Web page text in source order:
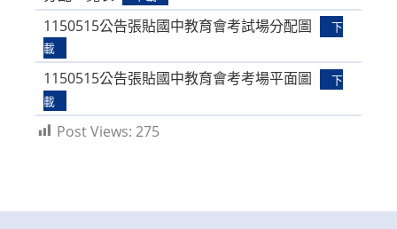
1150515公告張貼國中教育會考試場分配圖
下
載
1150515公告張貼國中教育會考考場平面圖
下
載
Post Views: 275